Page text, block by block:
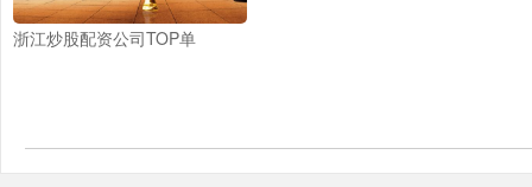
浙江炒股配资公司TOP单